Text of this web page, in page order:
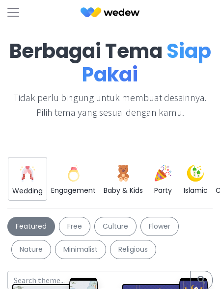
Berbagai Tema Siap
Pakai
Tidak perlu bingung untuk membuat desainnya.
Pilih tema yang sesuai dengan kamu.
Wedding Engagement Baby & Kids Party Islamic
Featured Free Culture Flower
Nature Minimalist Religious